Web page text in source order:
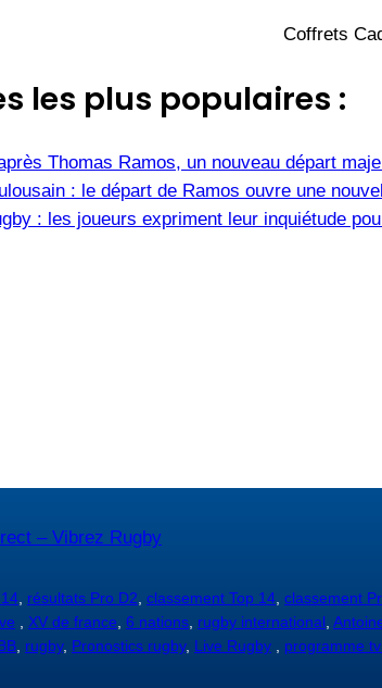
Coffrets
les plus populaires :
Thomas Ramos, un nouveau départ
: le départ de Ramos ouvre une
: les joueurs expriment leur inquiétude
– Vibrez Rugby
résultats Pro D2 classement Top 14 classement
XV de france 6 nations rugby international
rugby, Pronostics rugby, Live Rugby programme